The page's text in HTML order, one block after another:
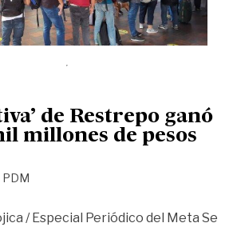
de Restrepo ganó
millones de pesos
PDM
/ Especial Periódico del Meta Se